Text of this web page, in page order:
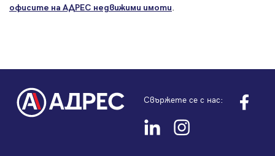
офисите на АДРЕС недвижими имоти.
Свържете се с нас: